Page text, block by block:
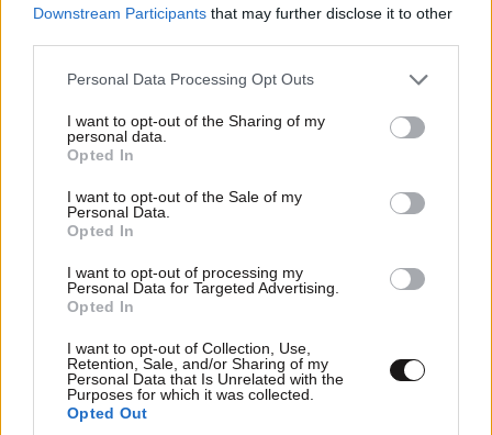
Downstream Participants that may further disclose it to other
Please note that this website/app uses one or more Google
not limited to your visit or usage behaviour. You may click to
grant or deny consent to Google and its third-party tags to
use your data for below specified purposes in below Google
consent section.
Personal Data Processing Opt Outs
I want to opt-out of the Sharing of my
personal data.
Opted In
I want to opt-out of the Sale of my
Personal Data.
Opted In
I want to opt-out of processing my
Personal Data for Targeted Advertising.
Opted In
I want to opt-out of Collection, Use,
Retention, Sale, and/or Sharing of my
Personal Data that Is Unrelated with the
Purposes for which it was collected.
Opted Out
Στάδιο Arrowhead